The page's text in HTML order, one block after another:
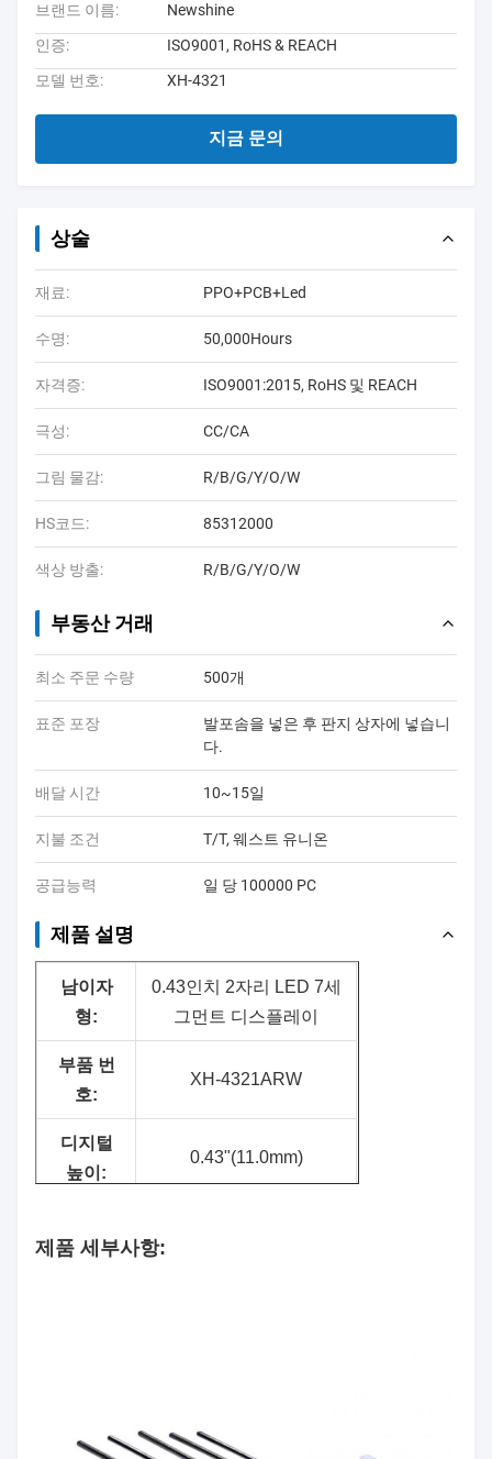
브랜드 이름:
Newshine
인증:
ISO9001, RoHS & REACH
모델 번호:
XH-4321
지금 문의
상술
재료: PPO+PCB+Led
수명: 50,000Hours
자격증: ISO9001:2015, RoHS 및 REACH
극성: CC/CA
그림 물감: R/B/G/Y/O/W
HS코드: 85312000
색상 방출: R/B/G/Y/O/W
부동산 거래
최소 주문 수량 500개
표준 포장
발포솜을 넣은 후 판지 상자에 넣습니
다.
배달 시간 10~15일
지불 조건 T/T, 웨스트 유니온
공급능력 일 당 100000 PC
제품 설명
남이자
형:
0.43인치 2자리 LED 7세
그먼트 디스플레이
부품 번
호:
XH-4321ARW
디지털
높이:
0.43"(11.0mm)
상:
제품 세부사항: